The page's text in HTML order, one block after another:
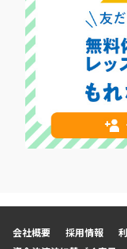
会社概要 採用情報